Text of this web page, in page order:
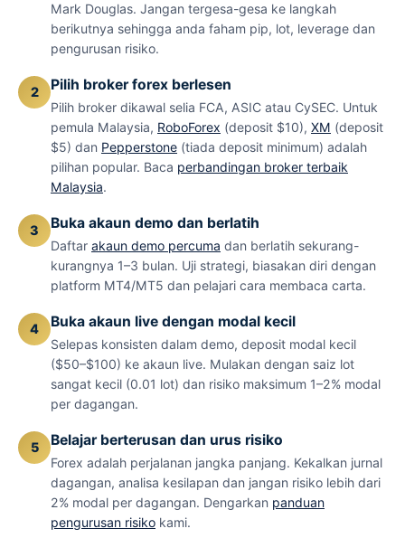
Mark Douglas. Jangan tergesa-gesa ke langkah
berikutnya sehingga anda faham pip, lot, leverage dan
pengurusan risiko.
Pilih broker forex berlesen
Pilih broker dikawal selia FCA, ASIC atau CySEC. Untuk
pemula Malaysia, RoboForex (deposit $10), XM (deposit
$5) dan Pepperstone (tiada deposit minimum) adalah
pilihan popular. Baca perbandingan broker terbaik
Malaysia.
Buka akaun demo dan berlatih
Daftar akaun demo percuma dan berlatih sekurang-
kurangnya 1–3 bulan. Uji strategi, biasakan diri dengan
platform MT4/MT5 dan pelajari cara membaca carta.
Buka akaun live dengan modal kecil
Selepas konsisten dalam demo, deposit modal kecil
($50–$100) ke akaun live. Mulakan dengan saiz lot
sangat kecil (0.01 lot) dan risiko maksimum 1–2% modal
per dagangan.
Belajar berterusan dan urus risiko
Forex adalah perjalanan jangka panjang. Kekalkan jurnal
dagangan, analisa kesilapan dan jangan risiko lebih dari
2% modal per dagangan. Dengarkan panduan
pengurusan risiko kami.